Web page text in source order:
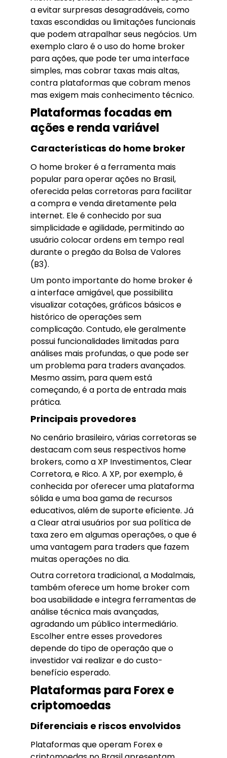
a evitar surpresas desagradáveis, como
taxas escondidas ou limitações funcionais
que podem atrapalhar seus negócios. Um
exemplo claro é o uso do home broker
para ações, que pode ter uma interface
simples, mas cobrar taxas mais altas,
contra plataformas que cobram menos
mas exigem mais conhecimento técnico.
Plataformas focadas em
ações e renda variável
Características do home broker
O home broker é a ferramenta mais
popular para operar ações no Brasil,
oferecida pelas corretoras para facilitar
a compra e venda diretamente pela
internet. Ele é conhecido por sua
simplicidade e agilidade, permitindo ao
usuário colocar ordens em tempo real
durante o pregão da Bolsa de Valores
(B3).
Um ponto importante do home broker é
a interface amigável, que possibilita
visualizar cotações, gráficos básicos e
histórico de operações sem
complicação. Contudo, ele geralmente
possui funcionalidades limitadas para
análises mais profundas, o que pode ser
um problema para traders avançados.
Mesmo assim, para quem está
começando, é a porta de entrada mais
prática.
Principais provedores
No cenário brasileiro, várias corretoras se
destacam com seus respectivos home
brokers, como a XP Investimentos, Clear
Corretora, e Rico. A XP, por exemplo, é
conhecida por oferecer uma plataforma
sólida e uma boa gama de recursos
educativos, além de suporte eficiente. Já
a Clear atrai usuários por sua política de
taxa zero em algumas operações, o que é
uma vantagem para traders que fazem
muitas operações no dia.
Outra corretora tradicional, a Modalmais,
também oferece um home broker com
boa usabilidade e integra ferramentas de
análise técnica mais avançadas,
agradando um público intermediário.
Escolher entre esses provedores
depende do tipo de operação que o
investidor vai realizar e do custo-
benefício esperado.
Plataformas para Forex e
criptomoedas
Diferenciais e riscos envolvidos
Plataformas que operam Forex e